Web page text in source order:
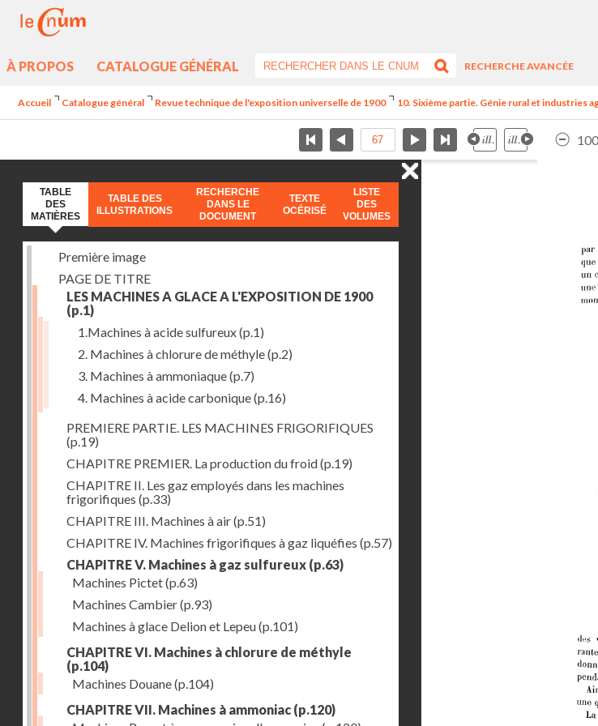
À PROPOS CATALOGUE GÉNÉRAL
RECHERCHE AVANCÉE
Accueil Catalogue général Revue technique de l'exposition universelle de 1900 10. Sixième partie. Génie rural et industries
TABLE
DES
MATIÈRES
TABLE DES
ILLUSTRATIONS
RECHERCHE
DANS LE
DOCUMENT
TEXTE
OCÉRISÉ
LISTE
DES
VOLUMES
Première image
PAGE DE TITRE
LES MACHINES A GLACE A L'EXPOSITION DE 1900
(p.1)
1.Machines à acide sulfureux(p.1)
2. Machines à chlorure de méthyle(p.2)
3. Machines à ammoniaque(p.7)
4. Machines à acide carbonique(p.16)
PREMIERE PARTIE. LES MACHINES FRIGORIFIQUES
(p.19)
CHAPITRE PREMIER. La production du froid(p.19)
CHAPITRE II. Les gaz employés dans les machines
frigorifiques (p.33)
CHAPITRE III. Machines à air(p.51)
CHAPITRE IV. Machines frigorifiques à gaz liquéfies (p.57)
CHAPITRE V. Machines à gaz sulfureux (p.63)
Machines Pictet(p.63)
Machines Cambier(p.93)
Machines à glace Delion et Lepeu(p.101)
CHAPITRE VI. Machines à chlorure de méthyle
(p.104)
Machines Douane(p.104)
CHAPITRE VII. Machines à ammoniac (p.120)